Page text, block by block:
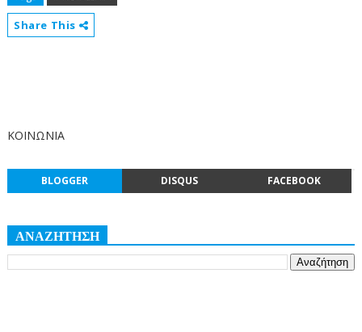
Share This
ΚΟΙΝΩΝΙΑ
BLOGGER DISQUS FACEBOOK
ΑΝΑΖΗΤΗΣΗ